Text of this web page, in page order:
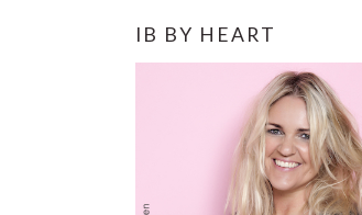
PRIMÆR
IB BY HEART